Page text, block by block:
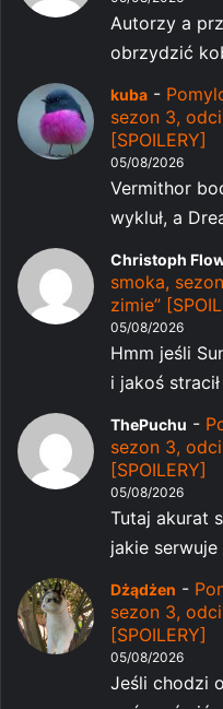
Autorzy a
obrzydzić
kuba -
sezon 3,
[SPOILERY]
05/08/2026
Vermithor
wykluł, a
Christoph
smoka,
zimie”
05/08/2026
Hmm jeśli
i jakoś
ThePuchu -
sezon 3,
[SPOILERY]
05/08/2026
Tutaj akurat
jakie serwuje
Dżądżen -
sezon 3,
[SPOILERY]
05/08/2026
Jeśli chodzi